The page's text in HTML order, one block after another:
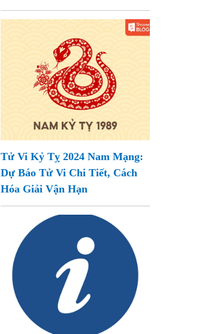
Tử Vi Kỷ Tỵ 2024 Nam Mạng:
Dự Báo Tử Vi Chi Tiết, Cách
Hóa Giải Vận Hạn